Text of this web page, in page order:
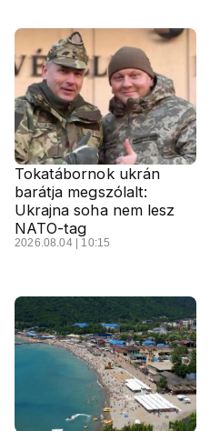
Tokatábornok ukrán
barátja megszólalt:
Ukrajna soha nem lesz
NATO-tag
2026.08.04 | 10:15